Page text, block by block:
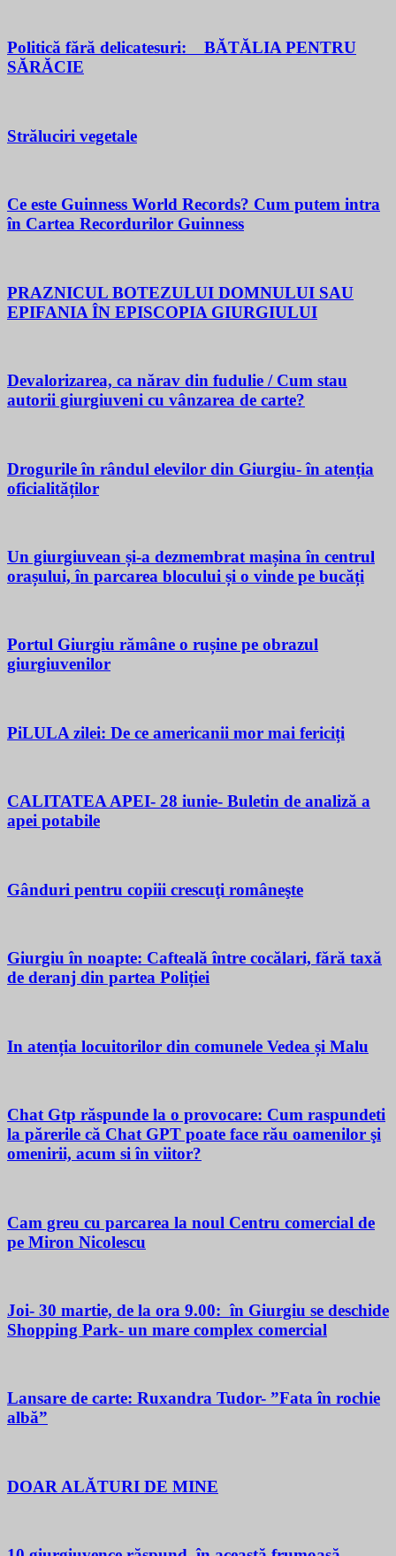
Politică fără delicatesuri: BĂTĂLIA PENTRU
SĂRĂCIE
Străluciri vegetale
Ce este Guinness World Records? Cum putem intra
în Cartea Recordurilor Guinness
PRAZNICUL BOTEZULUI DOMNULUI SAU
EPIFANIA ÎN EPISCOPIA GIURGIULUI
Devalorizarea, ca nărav din fudulie / Cum stau
autorii giurgiuveni cu vânzarea de carte?
Drogurile în rândul elevilor din Giurgiu- în atenția
oficialităților
Un giurgiuvean și-a dezmembrat mașina în centrul
orașului, în parcarea blocului și o vinde pe bucăți
Portul Giurgiu rămâne o rușine pe obrazul
giurgiuvenilor
PiLULA zilei: De ce americanii mor mai fericiți
CALITATEA APEI- 28 iunie- Buletin de analiză a
apei potabile
Gânduri pentru copiii crescuţi româneşte
Giurgiu în noapte: Cafteală între cocălari, fără taxă
de deranj din partea Poliției
In atenția locuitorilor din comunele Vedea și Malu
Chat Gtp răspunde la o provocare: Cum raspundeti
la părerile că Chat GPT poate face rău oamenilor şi
omenirii, acum si în viitor?
Cam greu cu parcarea la noul Centru comercial de
pe Miron Nicolescu
Joi- 30 martie, de la ora 9.00: în Giurgiu se deschide
Shopping Park- un mare complex comercial
Lansare de carte: Ruxandra Tudor- ”Fata în rochie
albă”
DOAR ALĂTURI DE MINE